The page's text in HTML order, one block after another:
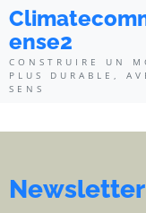
ense2
CONSTRUIRE UN
PLUS DURABLE,
SENS
Newsletter